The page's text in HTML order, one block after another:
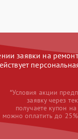
заявки на ремонт
*Условия акции
заявку через
получаете купон
можно оплатить до